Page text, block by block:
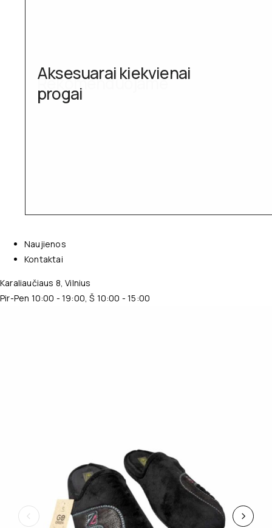
Aksesuarai kiekvienai
progai
Naujienos
Kontaktai
Karaliaučiaus 8, Vilnius
Pir-Pen 10:00 - 19:00, Š 10:00 - 15:00